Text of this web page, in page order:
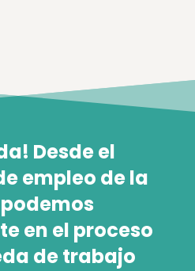
Desde el
empleo de la
podemos
en el proceso
de trabajo